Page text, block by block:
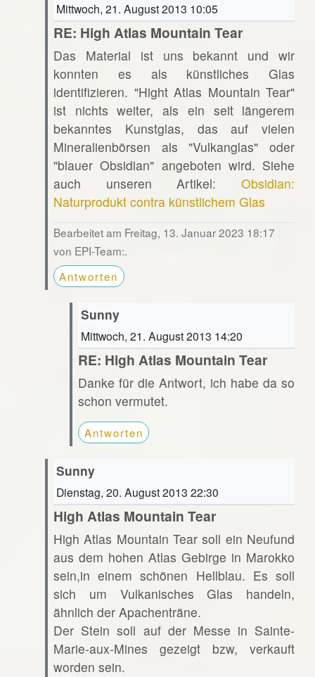
Mittwoch, 21. August 2013 10:05
RE: High Atlas Mountain Tear
Das Material ist uns bekannt und wir
konnten es als künstliches Glas
identifizieren. "Hight Atlas Mountain Tear"
ist nichts weiter, als ein seit längerem
bekanntes Kunstglas, das auf vielen
Mineralienbörsen als "Vulkanglas" oder
"blauer Obsidian" angeboten wird. Siehe
auch unseren Artikel:Obsidian:
Naturprodukt contra künstlichem Glas
Bearbeitet am Freitag, 13. Januar 2023 18:17
von EPI-Team:.
Antworten
Sunny
Mittwoch, 21. August 2013 14:20
RE: High Atlas Mountain Tear
Danke für die Antwort, ich habe da so
schon vermutet.
Antworten
Sunny
Dienstag, 20. August 2013 22:30
High Atlas Mountain Tear
High Atlas Mountain Tear soll ein Neufund
aus dem hohen Atlas Gebirge in Marokko
sein,in einem schönen Hellblau. Es soll
sich um Vulkanisches Glas handeln,
ähnlich der Apachenträne.
Der Stein soll auf der Messe in Sainte-
Marie-aux-Mines gezeigt bzw, verkauft
worden sein.